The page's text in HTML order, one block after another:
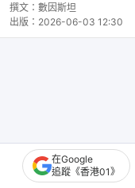
撰文： 數因斯坦
出版： 2026-06-03 12:30
在Google
追蹤《香港01》